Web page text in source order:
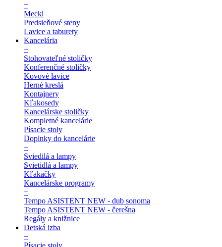
+
Mecki
Predsieňové steny
Lavice a taburety
Kancelária
+
Stohovateľné stoličky
Konferenčné stoličky
Kovové lavice
Herné kreslá
Kontajnery
Kľakosedy
Kancelárske stoličky
Kompletné kancelárie
Písacie stoly
Doplnky do kancelárie
+
Sviedilá a lampy
Svietidlá a lampy
Kľakačky
Kancelárske programy
+
Tempo ASISTENT NEW - dub sonoma
Tempo ASISTENT NEW - čerešna
Regály a knižnice
Detská izba
+
Písacie stoly